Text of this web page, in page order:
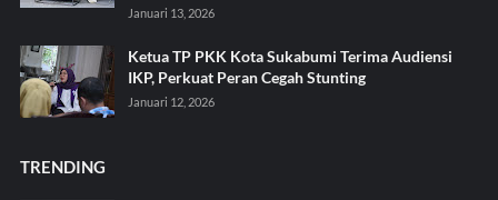
Januari 13, 2026
Ketua TP PKK Kota Sukabumi Terima Audiensi
IKP, Perkuat Peran Cegah Stunting
Januari 12, 2026
TRENDING